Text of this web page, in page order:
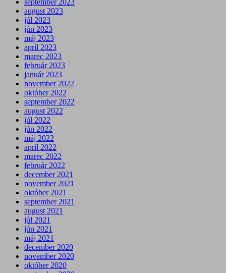
september 2023
august 2023
júl 2023
jún 2023
máj 2023
apríl 2023
marec 2023
február 2023
január 2023
november 2022
október 2022
september 2022
august 2022
júl 2022
jún 2022
máj 2022
apríl 2022
marec 2022
február 2022
december 2021
november 2021
október 2021
september 2021
august 2021
júl 2021
jún 2021
máj 2021
december 2020
november 2020
október 2020